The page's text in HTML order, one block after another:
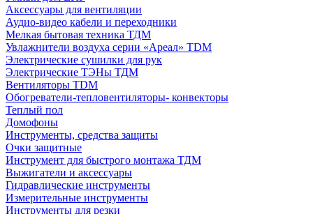
Аксессуары для вентиляции
Аудио-видео кабели и переходники
Мелкая бытовая техника ТДМ
Увлажнители воздуха серии «Ареал» TDM
Электрические сушилки для рук
Электрические ТЭНы ТДМ
Вентиляторы TDM
Обогреватели-тепловентиляторы- конвекторы
Теплый пол
Домофоны
Инструменты, средства защиты
Очки защитные
Инструмент для быстрого монтажа ТДМ
Выжигатели и аксессуары
Гидравлические инструменты
Измерительные инструменты
Инструменты для резки